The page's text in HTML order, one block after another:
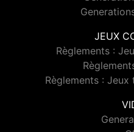
JEUX
Règlements :
Règlements :